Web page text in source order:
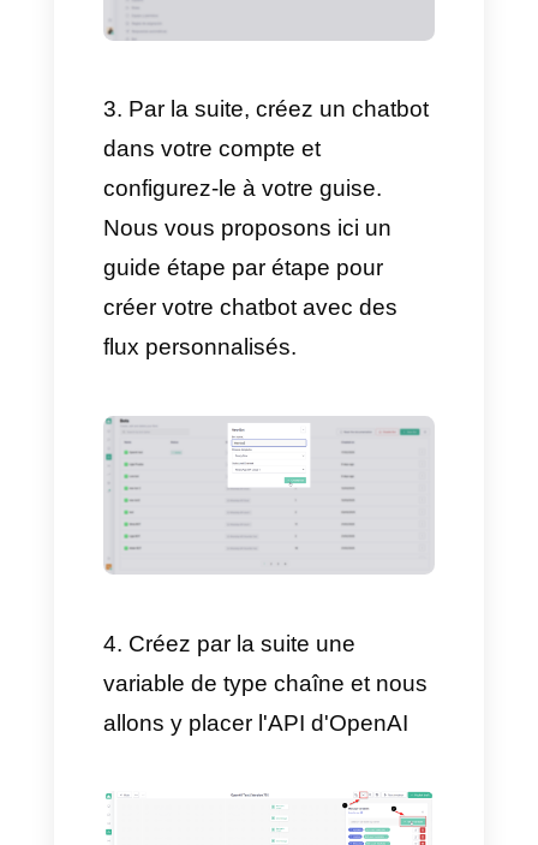
Associez un compte
Facebook et Instagram à vos